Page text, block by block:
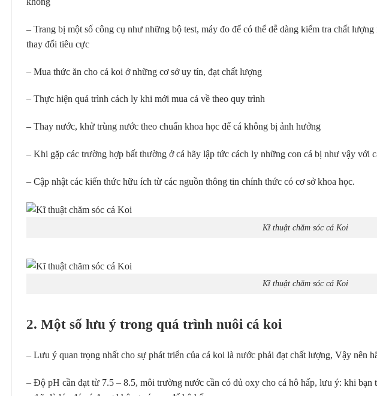
– Trang bị một số công cụ như những bộ test, máy đo để có thể dễ dàng kiểm tra chất
thay đổi tiêu cực
– Mua thức ăn cho cá koi ở những cơ sở uy tín, đạt chất lượng
– Thực hiện quá trình cách ly khi mới mua cá về theo quy trình
– Thay nước, khử trùng nước theo chuẩn khoa học để cá không bị ảnh hưởng
– Khi gặp các trường hợp bất thường ở cá hãy lập tức cách ly những con cá bị như vậy với
– Cập nhật các kiến thức hữu ích từ các nguồn thông tin chính thức có cơ sở khoa học.
Kĩ thuật chăm sóc cá Koi
Kĩ thuật chăm sóc cá Koi
2. Một số lưu ý trong quá trình nuôi cá koi
– Lưu ý quan trọng nhất cho sự phát triển của cá koi là nước phải đạt chất lượng, Vậy nên
– Độ pH cần đạt từ 7.5 – 8.5, môi trường nước cần có đủ oxy cho cá hô hấp, lưu ý: khi bạn